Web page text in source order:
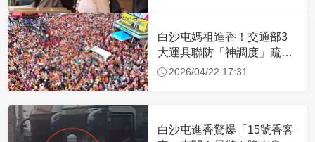
白沙屯媽祖進香！交通部3
大運具聯防「神調度」疏運
32.1萬創新高
2026/04/22 17:31
白沙屯進香驚爆「15號香客